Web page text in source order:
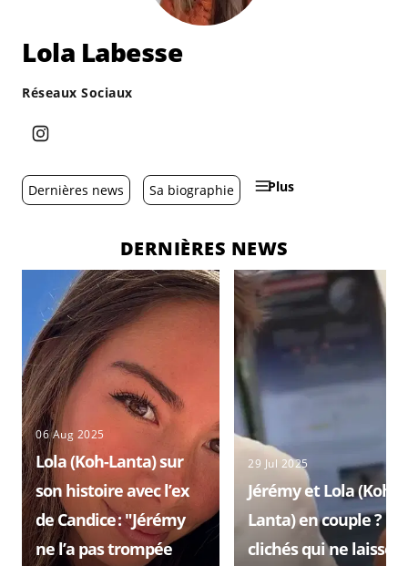
Lola Labesse
Réseaux Sociaux
Dernières news Sa biographie Plus
DERNIÈRES NEWS
06 Aug 2025
Lola (Koh-Lanta) sur
son histoire avec l’ex
de Candice : "Jérémy
ne l’a pas trompée
29 Jul 2025
Jérémy et Lola (Koh-
Lanta) en couple ?
clichés qui ne